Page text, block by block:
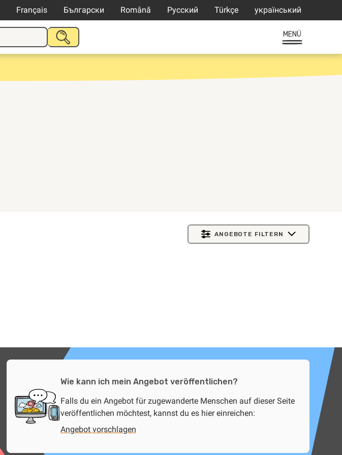
Français Български Română Русский Türkçe український
SUCHE
MENÜ
ANGEBOTE FILTERN
Wie kann ich mein Angebot veröffentlichen?
Falls du ein Angebot für zugewanderte Menschen auf dieser Seite
veröffentlichen möchtest, kannst du es hier einreichen:
Angebot vorschlagen